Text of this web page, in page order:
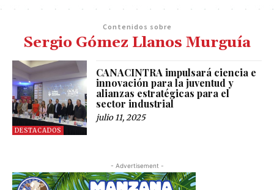
Contenidos sobre
Sergio Gómez Llanos Murguía
DESTACADOS
CANACINTRA impulsará ciencia e
innovación para la juventud y
alianzas estratégicas para el
sector industrial
julio 11, 2025
- Advertisement -